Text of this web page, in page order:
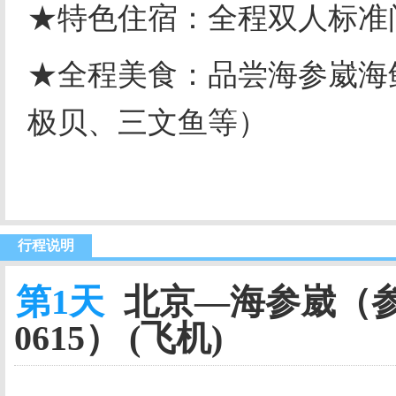
★特色住宿：全程双人标准
★全程美食：品尝海参崴
极贝、三文鱼等）
行程说明
第1天 北京—海参崴（
0615） (飞机)